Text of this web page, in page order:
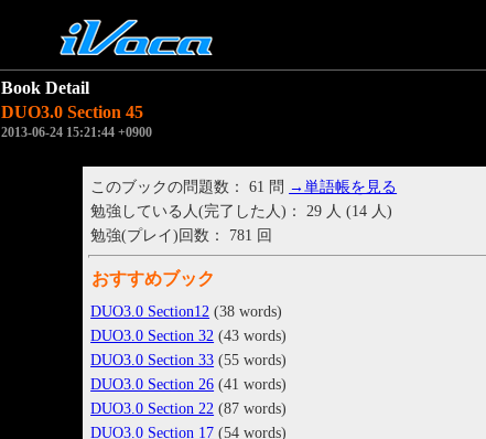
Book Detail
DUO3.0 Section 45
2013-06-24 15:21:44 +0900
このブックの問題数： 61 問 →単語帳を見る
勉強している人(完了した人)： 29 人 (14 人)
勉強(プレイ)回数： 781 回
おすすめブック
DUO3.0 Section12 (38 words)
DUO3.0 Section 32 (43 words)
DUO3.0 Section 33 (55 words)
DUO3.0 Section 26 (41 words)
DUO3.0 Section 22 (87 words)
DUO3.0 Section 17 (54 words)